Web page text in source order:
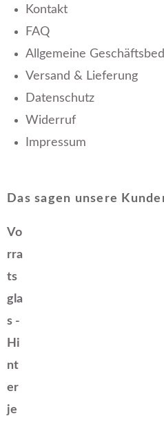
Kontakt
FAQ
Allgemeine
Versand & Lieferung
Datenschutz
Widerruf
Impressum
Das sagen unsere
Vo
rra
ts
gla
s -
Hi
nt
er
je